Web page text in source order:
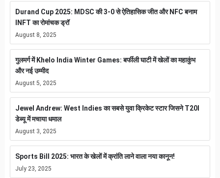
Durand Cup 2025: MDSC की 3-0 से ऐतिहासिक जीत और NFC बनाम
INFT का रोमांचक ड्रॉ
August 8, 2025
गुलमर्ग में Khelo India Winter Games: बर्फीली घाटी में खेलों का महाकुंभ
और नई उम्मीद
August 5, 2025
Jewel Andrew: West Indies का सबसे युवा क्रिकेट स्टार जिसने T20I
डेब्यू में मचाया धमाल
August 3, 2025
Sports Bill 2025: भारत के खेलों में क्रांति लाने वाला नया कानून!
July 23, 2025